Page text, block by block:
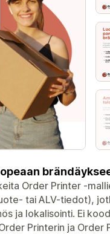
Order Printer -
tai ALV-tiedot),
ja lokalisointi. Ei
Printerin ja Order